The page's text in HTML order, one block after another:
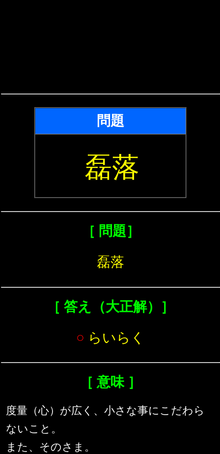
問題
磊落
［ 問題］
磊落
［ 答え（大正解）］
○ らいらく
［ 意味 ］
度量（心）が広く、小さな事にこだわら
ないこと。
また、そのさま。